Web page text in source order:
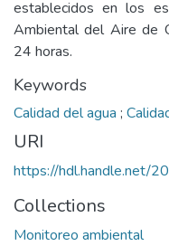
establecidos en los
Ambiental del Aire de
24 horas.
Keywords
Calidad del agua ;
URI
https://hdl.handle.net/
Collections
Monitoreo ambiental